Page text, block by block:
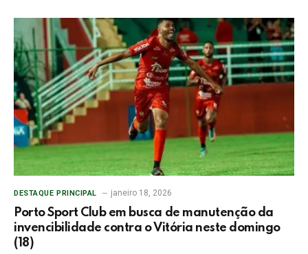
DESTAQUE PRINCIPAL janeiro 18, 2026
Porto Sport Club em busca de manutenção da
invencibilidade contra o Vitória neste domingo
(18)